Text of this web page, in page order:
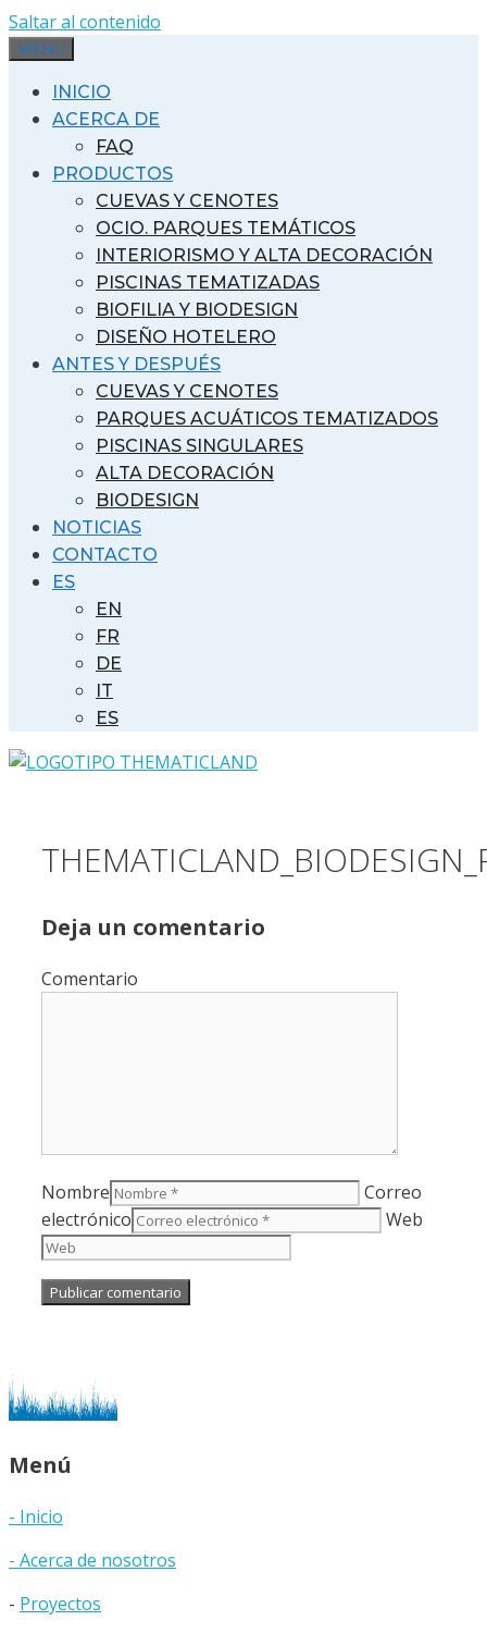
Saltar al contenido
MENU
INICIO
ACERCA DE
FAQ
PRODUCTOS
CUEVAS Y CENOTES
OCIO. PARQUES TEMÁTICOS
INTERIORISMO Y ALTA DECORACIÓN
PISCINAS TEMATIZADAS
BIOFILIA Y BIODESIGN
DISEÑO HOTELERO
ANTES Y DESPUÉS
CUEVAS Y CENOTES
PARQUES ACUÁTICOS TEMATIZADOS
PISCINAS SINGULARES
ALTA DECORACIÓN
BIODESIGN
NOTICIAS
CONTACTO
ES
EN
FR
DE
IT
ES
Deja un comentario
Comentario
Nombre
Correo
electrónico
Web
Menú
- Inicio
- Acerca de nosotros
- Proyectos